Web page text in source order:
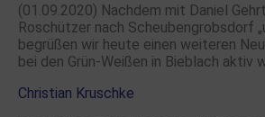
(01.09.2020) Nachdem mit Daniel
Roschützer nach Scheubengrobsdorf
begrüßen wir heute einen weiteren
bei den Grün-Weißen in Bieblach aktiv
Christian Kruschke